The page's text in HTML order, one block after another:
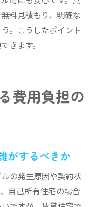
料見積もり、明確な
。こうしたポイント
きます。
費用負担の
がするべきか
の発生原因や契約状
自己所有住宅の場合